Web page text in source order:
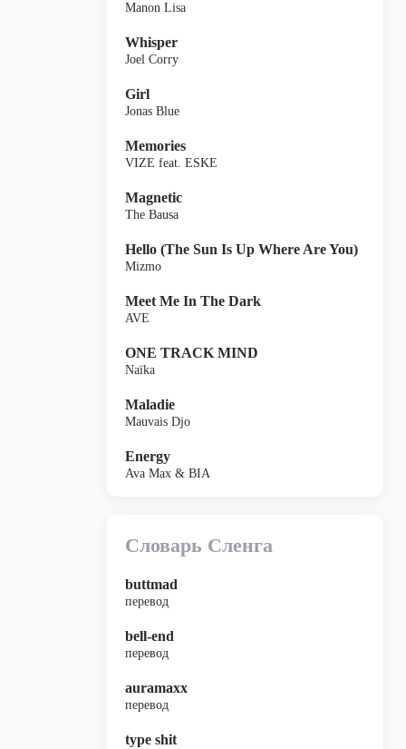
Manon Lisa
Whisper
Joel Corry
Girl
Jonas Blue
Memories
VIZE feat. ESKE
Magnetic
The Bausa
Hello (The Sun Is Up Where Are You)
Mizmo
Meet Me In The Dark
AVE
ONE TRACK MIND
Naïka
Maladie
Mauvais Djo
Energy
Ava Max & BIA
Словарь Сленга
buttmad
перевод
bell-end
перевод
auramaxx
перевод
type shit